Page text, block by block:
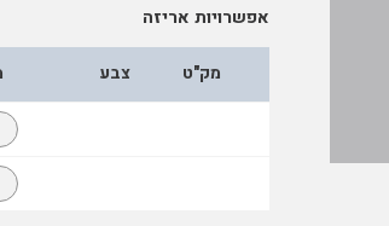
אפשרויות אריזה
מק"ט צבע